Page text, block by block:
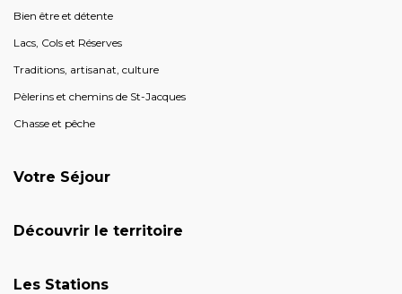
Bien être et détente
Lacs, Cols et Réserves
Traditions, artisanat, culture
Pèlerins et chemins de St-Jacques
Chasse et pêche
Votre Séjour
Découvrir le territoire
Les Stations